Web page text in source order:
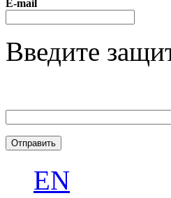
E-mail
Введите
EN